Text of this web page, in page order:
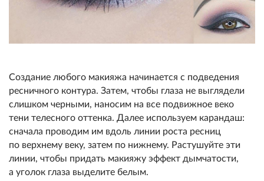
Создание любого макияжа начинается с подведения
ресничного контура. Затем, чтобы глаза не выглядели
слишком черными, наносим на все подвижное веко
тени телесного оттенка. Далее используем карандаш:
сначала проводим им вдоль линии роста ресниц
по верхнему веку, затем по нижнему. Растушуйте эти
линии, чтобы придать макияжу эффект дымчатости,
а уголок глаза выделите белым.